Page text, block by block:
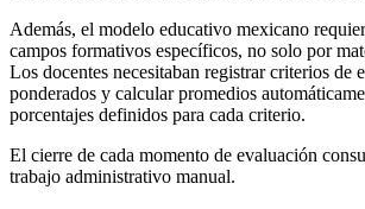
Además, el modelo educativo mexicano
campos formativos específicos, no solo por
Los docentes necesitaban registrar criterios de
ponderados y calcular promedios
porcentajes definidos para cada criterio.
El cierre de cada momento de evaluación
trabajo administrativo manual.